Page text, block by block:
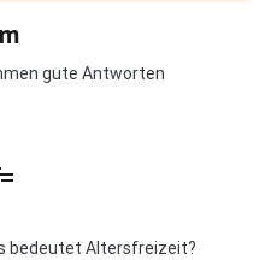
gute Antworten
bedeutet Altersfreizeit?